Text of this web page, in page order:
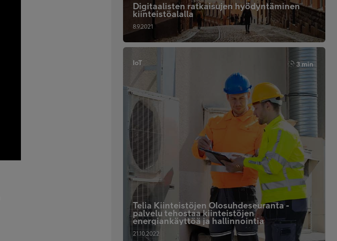
Digitaalisten ratkaisujen hyödyntäminen
kiinteistöalalla
8.9.2021
IoT 3 min
Telia Kiinteistöjen Olosuhdeseuranta -
palvelu tehostaa kiinteistöjen
energiankäyttöä ja hallinnointia
21.10.2022